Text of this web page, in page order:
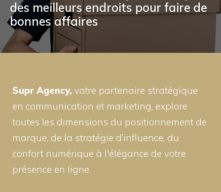
des meilleurs endroits pour faire de
bonnes affaires
Supr Agency, votre partenaire stratégique
en communication et marketing, explore
toutes les dimensions du positionnement de
marque, de la stratégie d’influence, du
confort numérique à l'élégance de votre
présence en ligne.